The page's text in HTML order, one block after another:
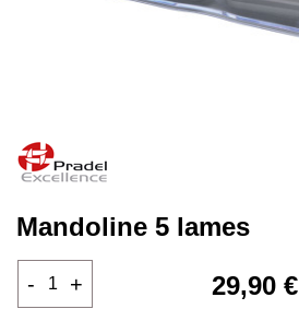
Mandoline 5 lames
29,90 €
- +